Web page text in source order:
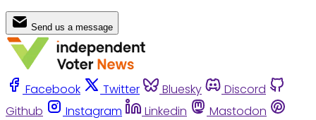
Send us a message
Facebook Twitter Bluesky
Discord
Github
Instagram Linkedin
Mastodon